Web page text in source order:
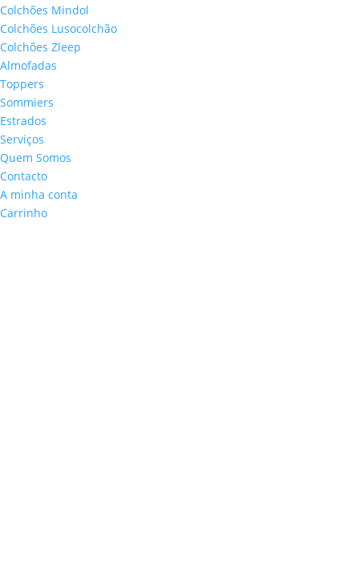
Colchões Mindol
Colchões Lusocolchão
Colchões Zleep
Almofadas
Toppers
Sommiers
Estrados
Serviços
Quem Somos
Contacto
A minha conta
Carrinho